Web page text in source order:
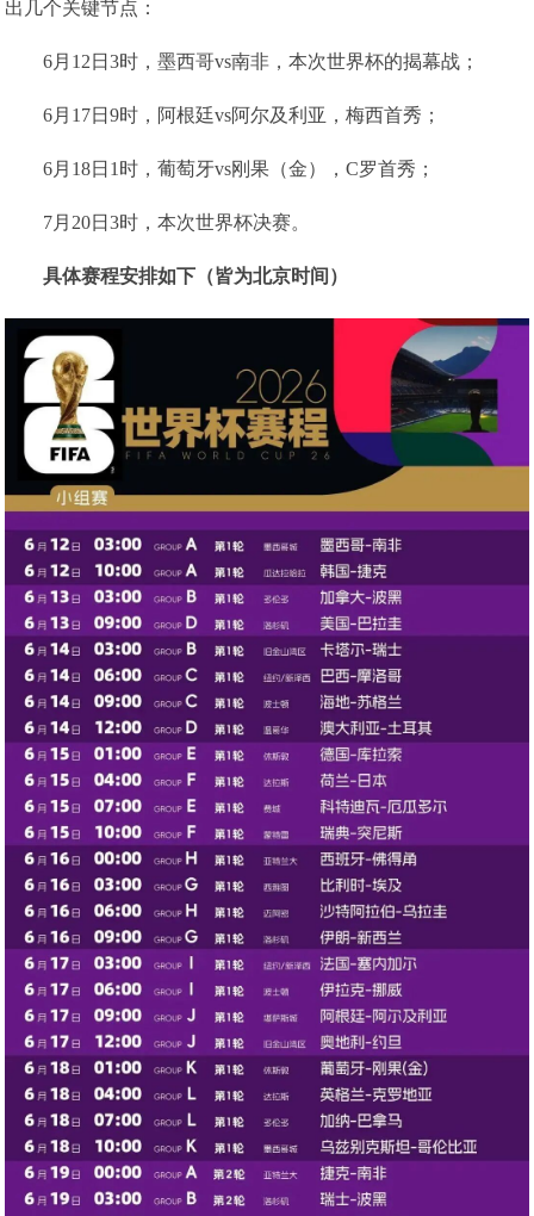
出几个关键节点：
6月12日3时，墨西哥vs南非，本次世界杯的揭幕战；
6月17日9时，阿根廷vs阿尔及利亚，梅西首秀；
6月18日1时，葡萄牙vs刚果（金），C罗首秀；
7月20日3时，本次世界杯决赛。
具体赛程安排如下（皆为北京时间）